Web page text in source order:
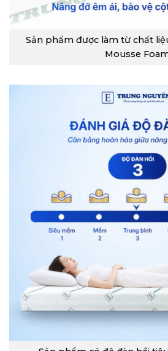
Sản phẩm được làm từ chất
Mousse